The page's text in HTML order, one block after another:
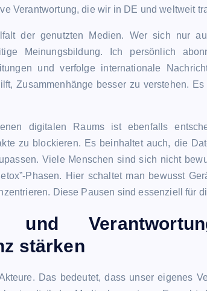
Verantwortung, die wir in DE und weltweit
der genutzten Medien. Wer sich nur
Meinungsbildung. Ich persönlich
und verfolge internationale
Zusammenhänge besser zu verstehen.
digitalen Raums ist ebenfalls
zu blockieren. Es beinhaltet auch, die
Viele Menschen sind sich nicht
Phasen. Hier schaltet man bewusst
Diese Pausen sind essenziell für
und
stärken
Das bedeutet, dass unser eigenes